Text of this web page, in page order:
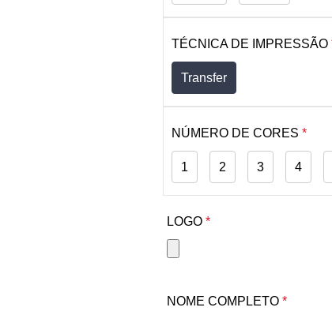
TÉCNICA DE IMPRESSÃO
Transfer
NÚMERO DE CORES *
1 2 3 4
LOGO *
NOME COMPLETO *